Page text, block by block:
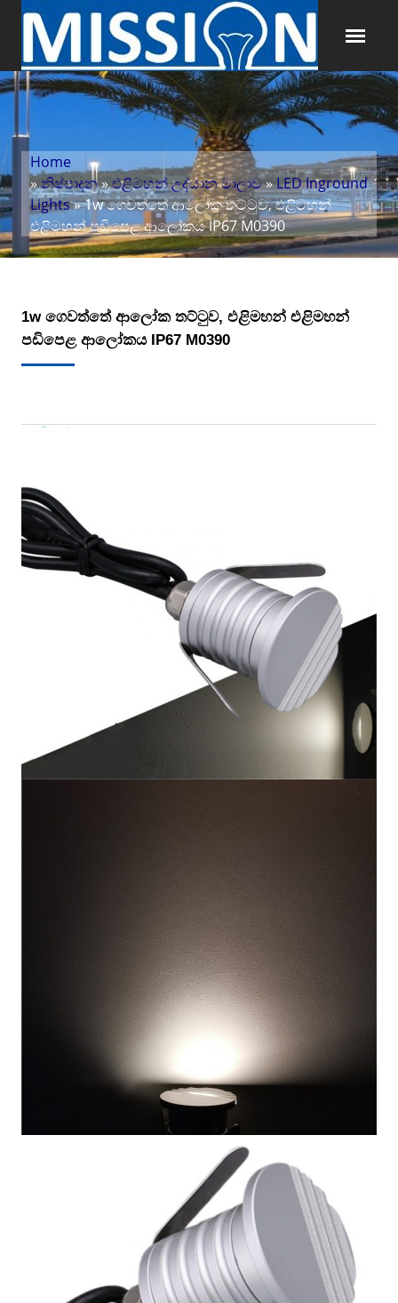
Home
»නිෂ්පාදන»එළිමහන් උද්යාන මාලාව»LED Inground
Lights» 1w ගෙවත්තේ ආලෝක තට්ටුව, එළිමහන්
එළිමහන් පඩිපෙළ ආලෝකය IP67 M0390
1w ගෙවත්තේ ආලෝක තට්ටුව, එළිමහන් එළිමහන්
පඩිපෙළ ආලෝකය IP67 M0390